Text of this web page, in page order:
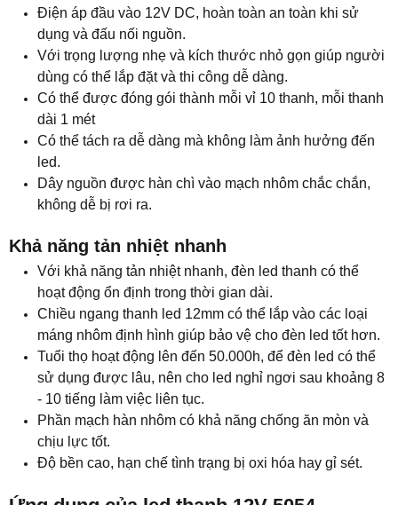
Điện áp đầu vào 12V DC, hoàn toàn an toàn khi sử
dụng và đấu nối nguồn.
Với trọng lượng nhẹ và kích thước nhỏ gọn giúp người
dùng có thể lắp đặt và thi công dễ dàng.
Có thể được đóng gói thành mỗi vỉ 10 thanh, mỗi thanh
dài 1 mét
Có thể tách ra dễ dàng mà không làm ảnh hưởng đến
led.
Dây nguồn được hàn chì vào mạch nhôm chắc chắn,
không dễ bị rơi ra.
Khả năng tản nhiệt nhanh
Với khả năng tản nhiệt nhanh, đèn led thanh có thể
hoạt động ổn định trong thời gian dài.
Chiều ngang thanh led 12mm có thể lắp vào các loại
máng nhôm định hình giúp bảo vệ cho đèn led tốt hơn.
Tuổi thọ hoạt động lên đến 50.000h, để đèn led có thể
sử dụng được lâu, nên cho led nghỉ ngơi sau khoảng 8
- 10 tiếng làm việc liên tục.
Phần mạch hàn nhôm có khả năng chống ăn mòn và
chịu lực tốt.
Độ bền cao, hạn chế tình trạng bị oxi hóa hay gỉ sét.